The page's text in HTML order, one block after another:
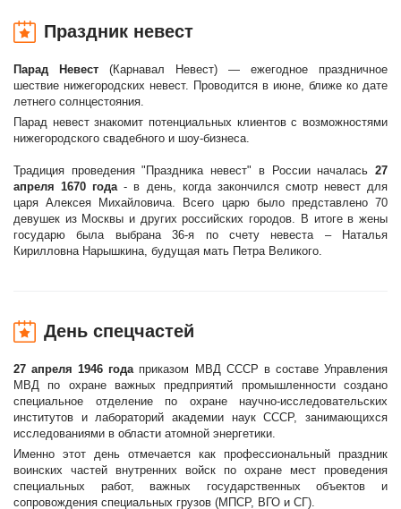
Праздник невест
Парад Невест (Карнавал Невест) — ежегодное праздничное
шествие нижегородских невест. Проводится в июне, ближе ко дате
летнего солнцестояния.
Парад невест знакомит потенциальных клиентов с возможностями
нижегородского свадебного и шоу-бизнеса.
Традиция проведения "Праздника невест" в России началась 27
апреля 1670 года- в день, когда закончился смотр невест для
царя Алексея Михайловича. Всего царю было представлено 70
девушек из Москвы и других российских городов. В итоге в жены
государю была выбрана 36-я по счету невеста – Наталья
Кирилловна Нарышкина, будущая мать Петра Великого.
День спецчастей
27 апреля 1946 годаприказом МВД СССР в составе Управления
МВД по охране важных предприятий промышленности создано
специальное отделение по охране научно-исследовательских
институтов и лабораторий академии наук СССР, занимающихся
исследованиями в области атомной энергетики.
Именно этот день отмечается как профессиональный праздник
воинских частей внутренних войск по охране мест проведения
специальных работ, важных государственных объектов и
сопровождения специальных грузов (МПСР, ВГО и СГ).